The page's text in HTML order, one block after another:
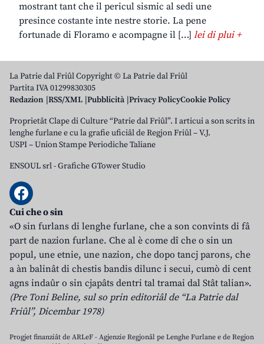
mostrant tant che il pericul sismic al sedi une
presince costante inte nestre storie. La pene
fortunade di Floramo e acompagne il […] lei di plui +
La Patrie dal Friûl Copyright © La Patrie dal Friûl
Partita IVA 01299830305
Redazion RSS/XML Pubblicità Privacy PolicyCookie Policy
Proprietât Clape di Culture “Patrie dal Friûl”. I articui a son scrits in
lenghe furlane e cu la grafie uficiâl de Regjon Friûl – V.J.
USPI – Union Stampe Periodiche Taliane
ENSOUL srl-Grafiche GTower Studio
Cui che o sin
«O sin furlans di lenghe furlane, che a son convints di fâ
part de nazion furlane. Che al è come dî che o sin un
popul, une etnie, une nazion, che dopo tancj parons, che
a àn balinât di chestis bandis dilunc i secui, cumò di cent
agns indaûr o sin cjapâts dentri tal tramai dal Stât talian».
(Pre Toni Beline, sul so prin editoriâl de “La Patrie dal
Friûl”, Dicembar 1978)
Progjet finanziât de ARLeF - Agjenzie Regjonâl pe Lenghe Furlane e de Regjon